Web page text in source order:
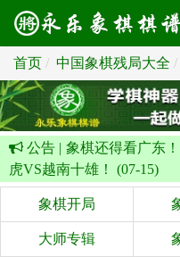
首页 中国象棋残局大全
公告 | 象棋还得看广东
虎VS越南十雄！ (07-15)
象棋开局
大师专辑